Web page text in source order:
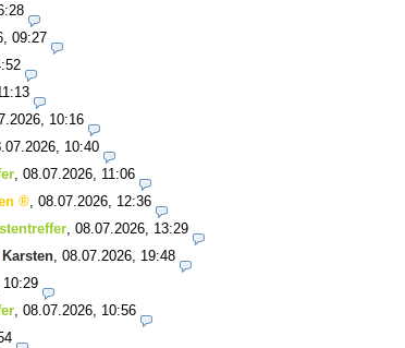
09:27
10:16
10:40
08.07.2026, 11:06
08.07.2026, 12:36
08.07.2026, 13:29
Karsten 08.07.2026, 19:48
08.07.2026, 10:56